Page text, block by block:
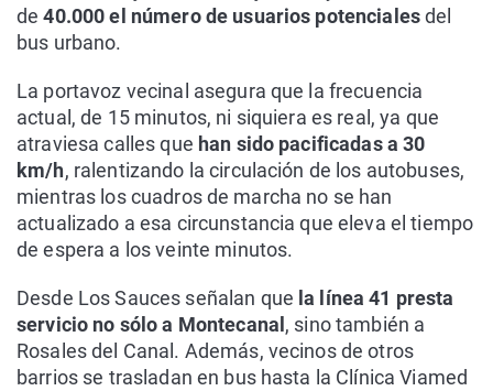
de40.000 el número de usuarios potencialesdel
bus urbano.
La portavoz vecinal asegura que la frecuencia
actual, de 15 minutos, ni siquiera es real, ya que
atraviesa calles que han sido pacificadas a 30
km/h, ralentizando la circulación de los autobuses,
mientras los cuadros de marcha no se han
actualizado a esa circunstancia que eleva el tiempo
de espera a los veinte minutos.
Desde Los Sauces señalan que la línea 41 presta
servicio no sólo a Montecanal , sino también a
Rosales del Canal. Además, vecinos de otros
barrios se trasladan en bus hasta la Clínica Viamed